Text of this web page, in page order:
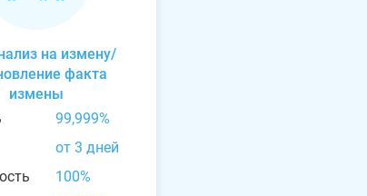
на измену/
факта
измены
99,999%
от 3 дней
100%